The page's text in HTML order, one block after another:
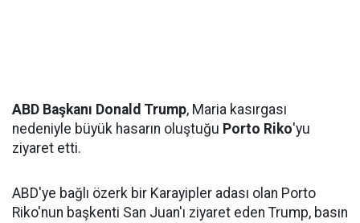
ABD Başkanı Donald Trump, Maria kasırgası
nedeniyle büyük hasarın oluştuğu Porto Riko'yu
ziyaret etti.
ABD'ye bağlı özerk bir Karayipler adası olan Porto
Riko'nun başkenti San Juan'ı ziyaret eden Trump, basın